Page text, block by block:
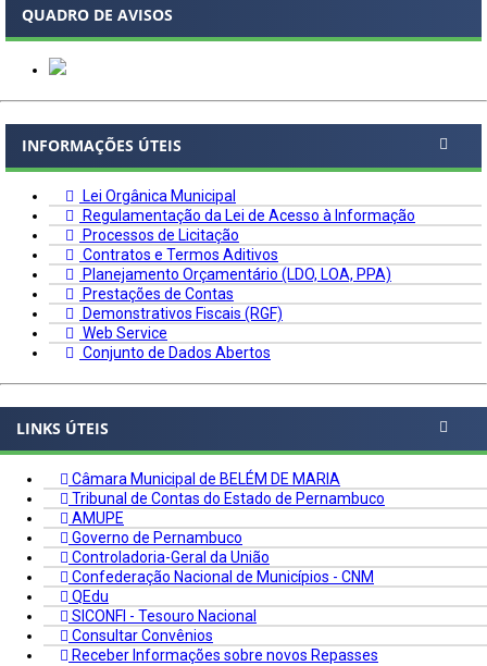
QUADRO DE AVISOS
INFORMAÇÕES ÚTEIS
Lei Orgânica Municipal
Regulamentação da Lei de Acesso à Informação
Processos de Licitação
Contratos e Termos Aditivos
Planejamento Orçamentário (LDO, LOA, PPA)
Prestações de Contas
Demonstrativos Fiscais (RGF)
Web Service
Conjunto de Dados Abertos
LINKS ÚTEIS
Câmara Municipal de BELÉM DE MARIA
Tribunal de Contas do Estado de Pernambuco
AMUPE
Governo de Pernambuco
Controladoria-Geral da União
Confederação Nacional de Municípios - CNM
QEdu
SICONFI - Tesouro Nacional
Consultar Convênios
Receber Informações sobre novos Repasses